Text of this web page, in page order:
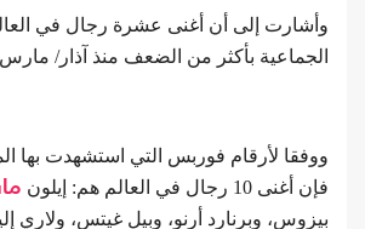
وأشارت إلى أن أغنى عشرة رجال في
الجماعية بأكثر من الضعف منذ آذار/ مارس 2020.
ووفقا لأرقام فوربس التي استشهدت بها
فإن أغنى 10 رجال في العالم هم: إيلون
بيزوس، وبرنارد أرنو، وبيل غيتس، ولاري